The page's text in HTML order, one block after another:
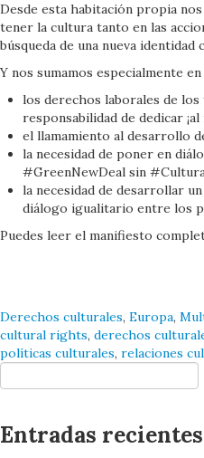
Desde esta habitación propia
tener la cultura tanto en las
búsqueda de una nueva
Y nos sumamos especialmente
los derechos laborales de los
responsabilidad de dedicar
el llamamiento al desarrollo
la necesidad de poner en
#GreenNewDeal sin
la necesidad de desarrollar
diálogo igualitario entre los
Puedes leer el manifiesto
Derechos culturales, Europa,
cultural rights, derechos
políticas culturales, relaciones
Buscar
Entradas recientes